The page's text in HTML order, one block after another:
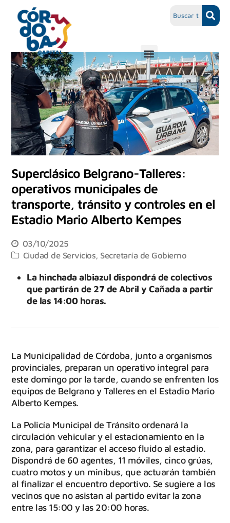
Superclásico Belgrano-Talleres:
operativos municipales de
transporte, tránsito y controles en el
Estadio Mario Alberto Kempes
03/10/2025
Ciudad de Servicios Secretaría de Gobierno
La hinchada albiazul dispondrá de colectivos
que partirán de 27 de Abril y Cañada a partir
de las 14:00 horas.
La Municipalidad de Córdoba, junto a organismos
provinciales, preparan un operativo integral para
este domingo por la tarde, cuando se enfrenten los
equipos de Belgrano y Talleres en el Estadio Mario
Alberto Kempes.
La Policía Municipal de Tránsito ordenará la
circulación vehicular y el estacionamiento en la
zona, para garantizar el acceso fluido al estadio.
Dispondrá de 60 agentes, 11 móviles, cinco grúas,
cuatro motos y un minibus, que actuarán también
al finalizar el encuentro deportivo. Se sugiere a los
vecinos que no asistan al partido evitar la zona
entre las 15:00 y las 20:00 horas.